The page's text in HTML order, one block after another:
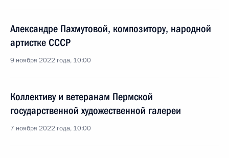
Александре Пахмутовой, композитору, народной
артистке СССР
9 ноября 2022 года, 10:00
Коллективу и ветеранам Пермской
государственной художественной галереи
7 ноября 2022 года, 10:00